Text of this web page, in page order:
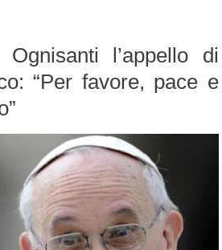
l’appello di
“Per favore, pace e